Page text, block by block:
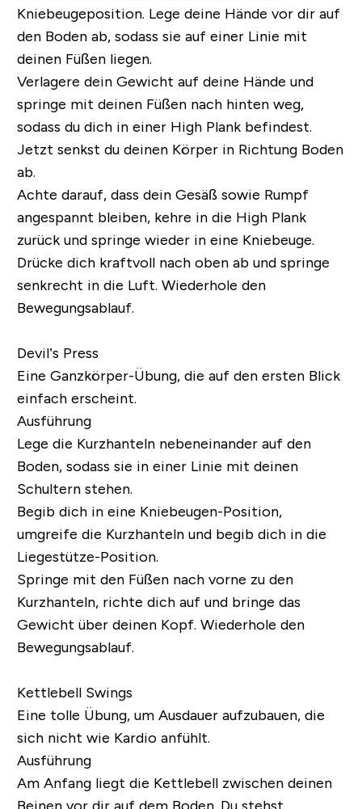
Kniebeugeposition. Lege deine Hände vor dir auf
den Boden ab, sodass sie auf einer Linie mit
deinen Füßen liegen.
Verlagere dein Gewicht auf deine Hände und
springe mit deinen Füßen nach hinten weg,
sodass du dich in einer High Plank befindest.
Jetzt senkst du deinen Körper in Richtung Boden
ab.
Achte darauf, dass dein Gesäß sowie Rumpf
angespannt bleiben, kehre in die High Plank
zurück und springe wieder in eine Kniebeuge.
Drücke dich kraftvoll nach oben ab und springe
senkrecht in die Luft. Wiederhole den
Bewegungsablauf.
Devil’s Press
Eine Ganzkörper-Übung, die auf den ersten Blick
einfach erscheint.
Ausführung
Lege die Kurzhanteln nebeneinander auf den
Boden, sodass sie in einer Linie mit deinen
Schultern stehen.
Begib dich in eine Kniebeugen-Position,
umgreife die Kurzhanteln und begib dich in die
Liegestütze-Position.
Springe mit den Füßen nach vorne zu den
Kurzhanteln, richte dich auf und bringe das
Gewicht über deinen Kopf. Wiederhole den
Bewegungsablauf.
Kettlebell Swings
Eine tolle Übung, um Ausdauer aufzubauen, die
sich nicht wie Kardio anfühlt.
Ausführung
Am Anfang liegt die Kettlebell zwischen deinen
Beinen vor dir auf dem Boden. Du stehst